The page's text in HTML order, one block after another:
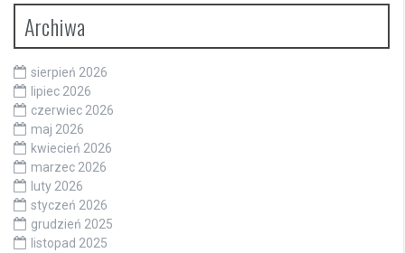
Archiwa
sierpień 2026
lipiec 2026
czerwiec 2026
maj 2026
kwiecień 2026
marzec 2026
luty 2026
styczeń 2026
grudzień 2025
listopad 2025